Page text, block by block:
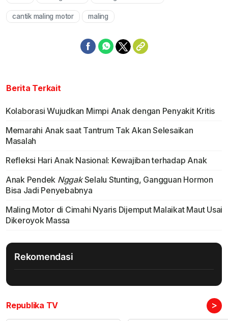
cantik maling motor maling
Berita Terkait
Kolaborasi Wujudkan Mimpi Anak dengan Penyakit Kritis
Memarahi Anak saat Tantrum Tak Akan Selesaikan
Masalah
Refleksi Hari Anak Nasional: Kewajiban terhadap Anak
Anak Pendek NggakSelalu Stunting, Gangguan Hormon
Bisa Jadi Penyebabnya
Maling Motor di Cimahi Nyaris Dijemput Malaikat Maut Usai
Dikeroyok Massa
Rekomendasi
Republika TV >